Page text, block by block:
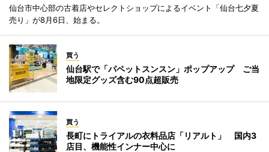
仙台市中心部の古着店やセレクトショップによるイベント「仙台七夕夏
売り」が8月6日、始まる。
買う
仙台駅で「パペットスンスン」ポップアップ ご当
地限定グッズ含む90点超販売
買う
長町にトライアルの衣料品店「リアルト」 国内3
店目、機能性インナー中心に